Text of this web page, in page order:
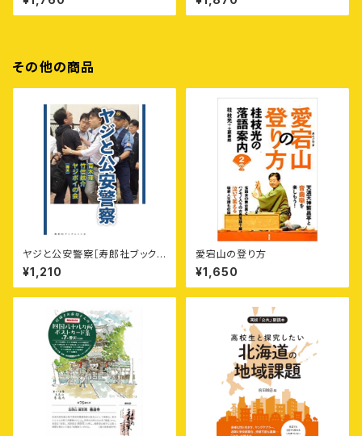
その他の商品
ヤジと公安警察［寿郎社ブックレ
ット8］
¥1,210
愛宕山の登り方
¥1,650